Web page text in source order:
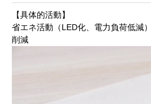
【具体的活動】
省エネ活動（LED化、電力負荷低減
削減